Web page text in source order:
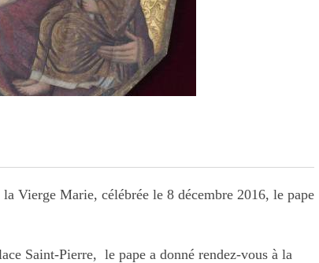
Vierge Marie, célébrée le 8 décembre 2016, le pape
Saint-Pierre, le pape a donné rendez-vous à la